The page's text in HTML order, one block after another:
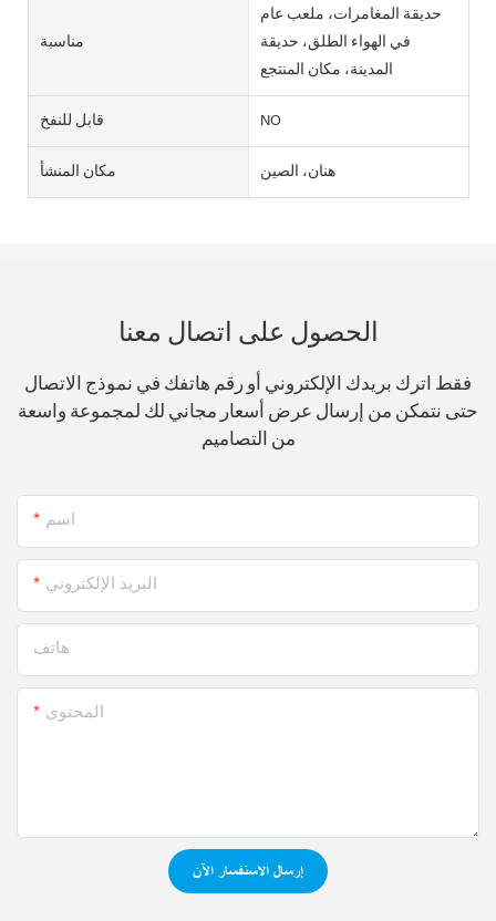
مناسبة
حديقة المغامرات، ملعب عام
في الهواء الطلق، حديقة
المدينة، مكان المنتجع
قابل للنفخ
NO
مكان المنشأ
هنان، الصين
الحصول على اتصال معنا
فقط اترك بريدك الإلكتروني أو رقم هاتفك في نموذج الاتصال
حتى نتمكن من إرسال عرض أسعار مجاني لك لمجموعة واسعة
من التصاميم
اسم
البريد الإلكتروني
هاتف
المحتوى
إرسال الاستفسار الآن